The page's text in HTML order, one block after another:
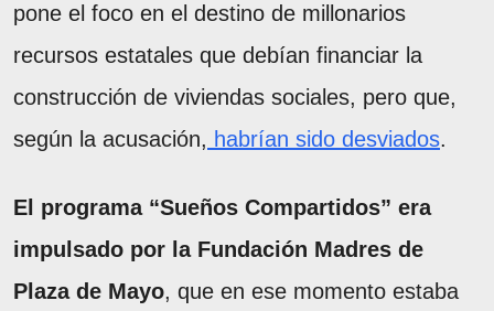
pone el foco en el destino de millonarios
recursos estatales que debían financiar la
construcción de viviendas sociales, pero que,
según la acusación, habrían sido desviados.
El programa “Sueños Compartidos” era
impulsado por la Fundación Madres de
Plaza de Mayo, que en ese momento estaba